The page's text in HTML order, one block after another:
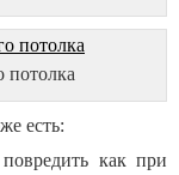
потолка
есть:
как при